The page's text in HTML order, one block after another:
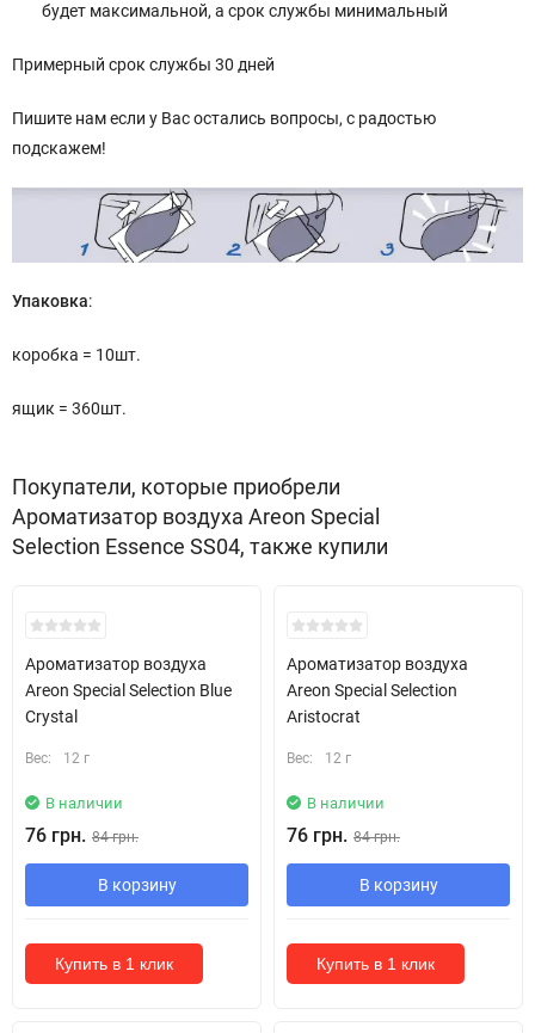
будет максимальной, а срок службы минимальный
Примерный срок службы 30 дней
Пишите нам если у Вас остались вопросы, с радостью
подскажем!
Упаковка:
коробка = 10шт.
ящик = 360шт.
Покупатели, которые приобрели
Ароматизатор воздуха Areon Special
Selection Essence SS04, также купили
Ароматизатор воздуха
Areon Special Selection Blue
Crystal
Вес: 12 г
В наличии
76 грн. 84 грн.
В корзину
Купить в 1 клик
Ароматизатор воздуха
Areon Special Selection
Aristocrat
Вес: 12 г
В наличии
76 грн. 84 грн.
В корзину
Купить в 1 клик